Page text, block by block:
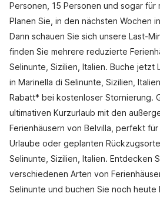
Personen, 15 Personen und sogar für
Planen Sie, in den nächsten Wochen
Dann schauen Sie sich unsere Last-
finden Sie mehrere reduzierte
Selinunte, Sizilien, Italien. Buche jetzt
in Marinella di Selinunte, Sizilien,
Rabatt* bei kostenloser Stornierung.
ultimativen Kurzurlaub mit den
Ferienhäusern von Belvilla, perfekt
Urlaube oder geplanten
Selinunte, Sizilien, Italien. Entdecken
verschiedenen Arten von
Selinunte und buchen Sie noch